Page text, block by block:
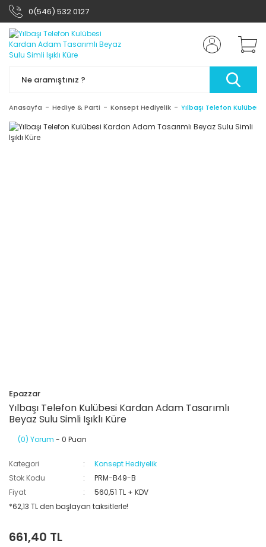
0(546) 532 0127
Anasayfa Hediye & Parti Konsept Hediyelik Yılbaşı Telefon Kulübesi
Epazzar
Yılbaşı Telefon Kulübesi Kardan Adam Tasarımlı
Beyaz Sulu Simli Işıklı Küre
(0) Yorum - 0 Puan
Kategori
Konsept Hediyelik
Stok Kodu
PRM-B49-B
Fiyat
560,51 TL + KDV
*62,13 TL den başlayan taksitlerle!
661,40 TL